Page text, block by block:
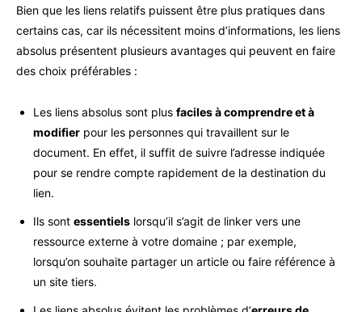
Bien que les liens relatifs puissent être plus pratiques dans
certains cas, car ils nécessitent moins d’informations, les liens
absolus présentent plusieurs avantages qui peuvent en faire
des choix préférables :
Les liens absolus sont plus faciles à comprendre et à
modifier pour les personnes qui travaillent sur le
document. En effet, il suffit de suivre l’adresse indiquée
pour se rendre compte rapidement de la destination du
lien.
Ils sont essentiels lorsqu’il s’agit de linker vers une
ressource externe à votre domaine ; par exemple,
lorsqu’on souhaite partager un article ou faire référence à
un site tiers.